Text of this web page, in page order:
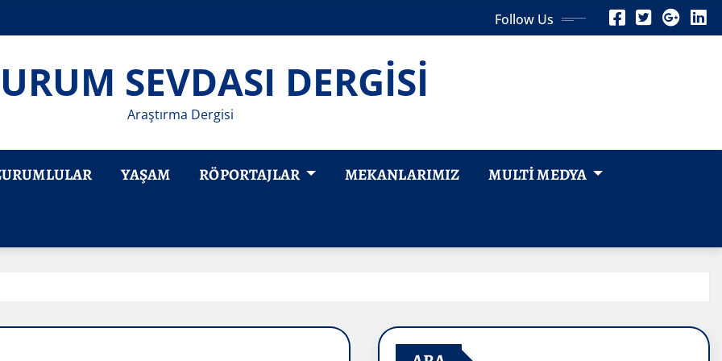
Follow Us
SEVDASI DERGİSİ
Araştırma Dergisi
YAŞAM RÖPORTAJLAR MEKANLARIMIZ MULTI MEDYA